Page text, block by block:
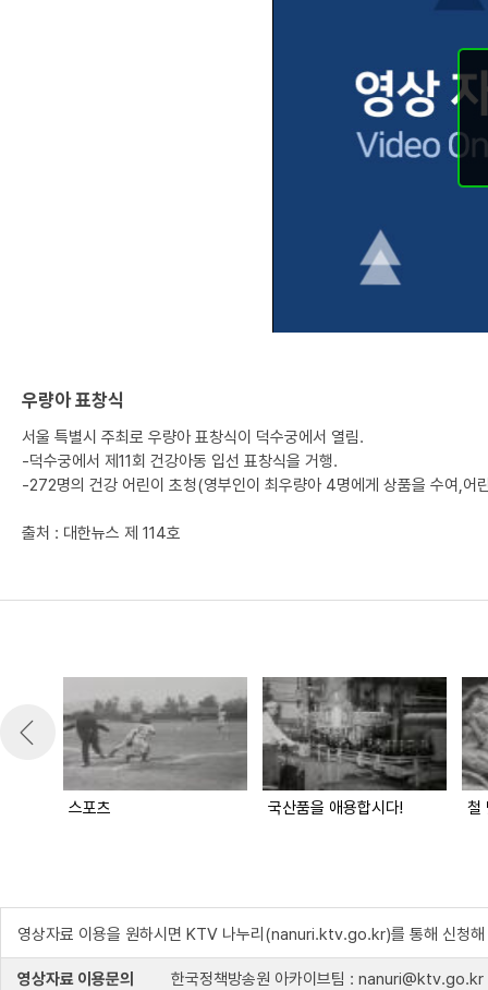
우량아 표창식
서울 특별시 주최로 우량아 표창식이 덕수궁에서 열림.
-덕수궁에서 제11회 건강아동 입선 표창식을 거행.
-272명의 건강 어린이 초청(영부인이 최우량아 4명에게 상품을 수여,어
출처 : 대한뉴스 제 114호
스포츠 국산품을 애용합시다! 철
영상자료 이용을 원하시면 KTV 나누리(nanuri.ktv.go.kr)를 통해 신청해
영상자료 이용문의 한국정책방송원 아카이브팀 : nanuri@ktv.go.kr